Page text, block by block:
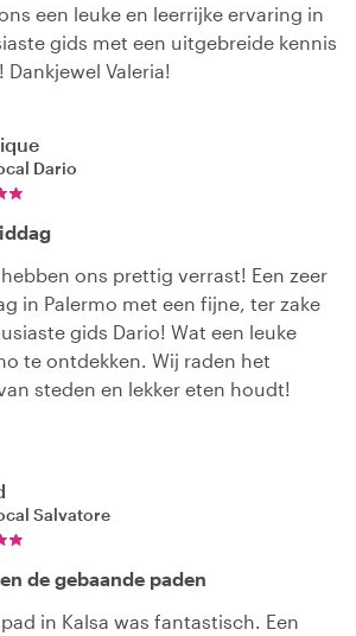
een leuke en leerrijke ervaring in
gids met een uitgebreide kennis
Valeria!
Dario
ons prettig verrast! Een zeer
in Palermo met een fijne, ter zake
gids Dario! Wat een leuke
te ontdekken. Wij raden het
steden en lekker eten houdt!
Salvatore
de gebaande paden
in Kalsa was fantastisch. Een